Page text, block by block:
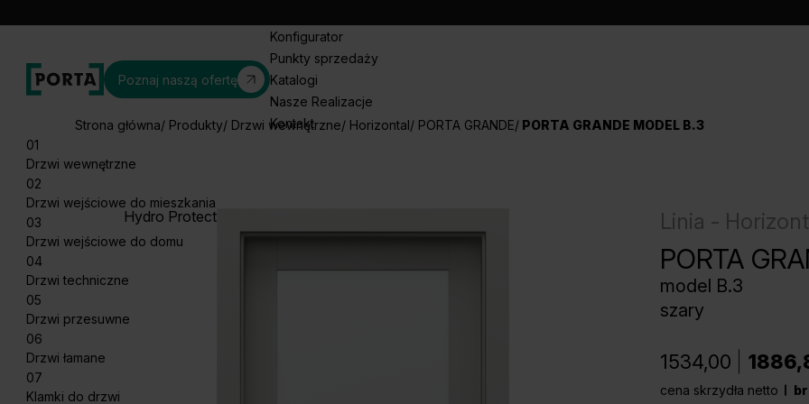
Poznaj naszą ofertę
Konfigurator
Punkty sprzedaży
Katalogi
Nasze Realizacje
Kontakt
01
Drzwi wewnętrzne
02
Drzwi wejściowe do mieszkania
03
Drzwi wejściowe do domu
04
Drzwi techniczne
05
Drzwi przesuwne
06
Drzwi łamane
07
Klamki do drzwi
Strona główna Produkty Drzwi wewnętrzne Horizontal PORTA GRANDE PORTA GRANDE MODEL B.3
Hydro Protect Linia -
PORTA
model B.3
szary
1534,00
cena skrzydła netto